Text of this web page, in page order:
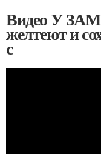
Видео У
желтеют и
с